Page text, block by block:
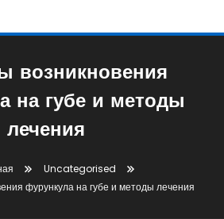
возникновения
на губе и методы
лечения
Uncategorised
фурункула на губе и методы лечения